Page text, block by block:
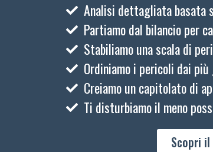
Analisi dettagliata basata
Partiamo dal bilancio per
Stabiliamo una scala di
Ordiniamo i pericoli dai
Creiamo un capitolato di
Ti disturbiamo il meno
Scopri